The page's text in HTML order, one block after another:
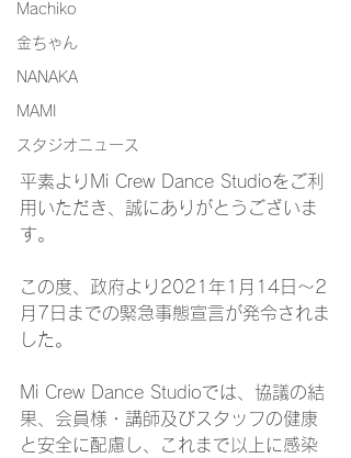
Machiko
金ちゃん
NANAKA
MAMI
スタジオニュース
平素よりMi Crew Dance Studioをご利
用いただき、誠にありがとうございま
す。
この度、政府より2021年1月14日～2
月7日までの緊急事態宣言が発令されま
した。
Mi Crew Dance Studioでは、協議の結
果、会員様・講師及びスタッフの健康
と安全に配慮し、これまで以上に感染